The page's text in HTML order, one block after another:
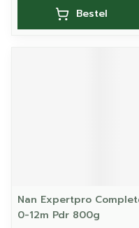
Bestel
Nan Expertpro
0-12m Pdr 800g